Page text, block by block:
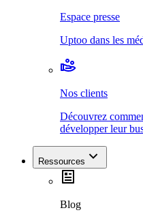
Espace presse
Uptoo dans les
Nos clients
Découvrez
développer leur
Ressources
Blog